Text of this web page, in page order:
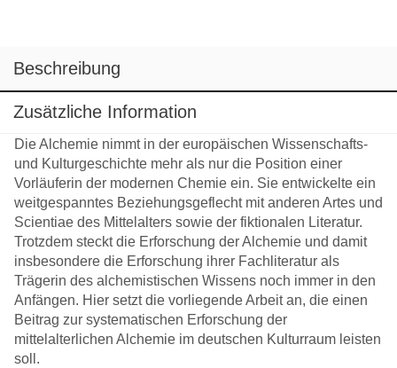
Beschreibung
Zusätzliche Information
Die Alchemie nimmt in der europäischen Wissenschafts-
und Kulturgeschichte mehr als nur die Position einer
Vorläuferin der modernen Chemie ein. Sie entwickelte ein
weitgespanntes Beziehungsgeflecht mit anderen Artes und
Scientiae des Mittelalters sowie der fiktionalen Literatur.
Trotzdem steckt die Erforschung der Alchemie und damit
insbesondere die Erforschung ihrer Fachliteratur als
Trägerin des alchemistischen Wissens noch immer in den
Anfängen. Hier setzt die vorliegende Arbeit an, die einen
Beitrag zur systematischen Erforschung der
mittelalterlichen Alchemie im deutschen Kulturraum leisten
soll.